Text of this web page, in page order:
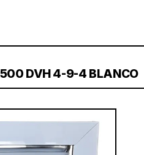
DVH 4-9-4 BLANCO